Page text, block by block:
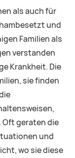
als auch für
und
Familien als
verstanden
Krankheit. Die
sie finden
geraten die
und
wo sie diese